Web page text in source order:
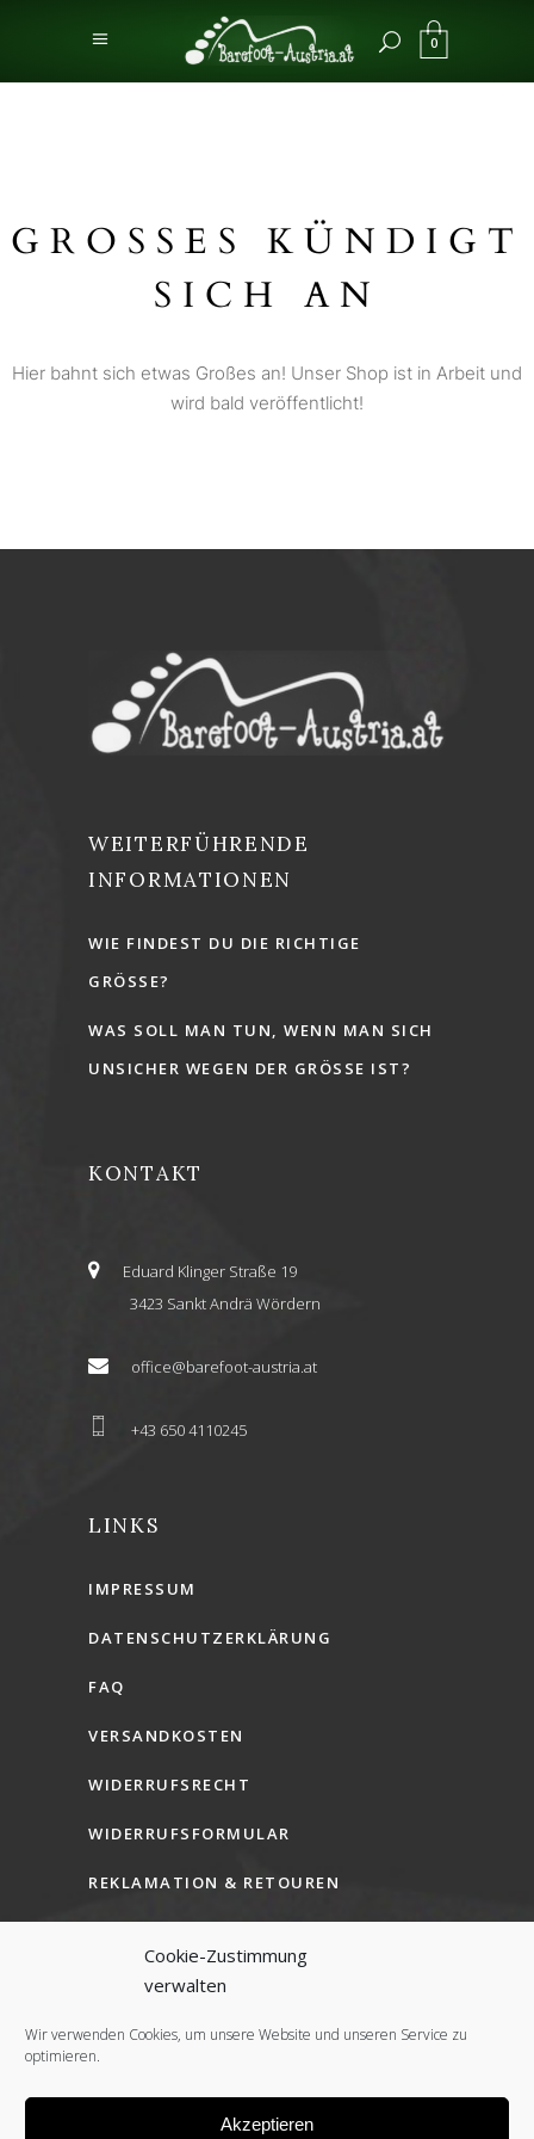
Cookie-Zustimmung
verwalten
Wir verwenden Cookies, um unsere Website und unseren Service zu
optimieren.
Akzeptieren
0
GROSSES KÜNDIGT S
ICH AN
Hier bahnt sich etwas Großes an! Unser Shop ist in Arbeit und
wird bald veröffentlicht!
WEITERFÜHRENDE
INFORMATIONEN
WIE FINDEST DU DIE RICHTIGE
GRÖSSE?
WAS SOLL MAN TUN, WENN MAN SICH
UNSICHER WEGEN DER GRÖSSE IST?
KONTAKT
Eduard Klinger Straße 19
3423 Sankt Andrä Wördern
office@barefoot-austria.at
+43 650 4110245
LINKS
IMPRESSUM
DATENSCHUTZERKLÄRUNG
FAQ
VERSANDKOSTEN
WIDERRUFSRECHT
WIDERRUFSFORMULAR
REKLAMATION & RETOUREN
AGB (B2B)
COOKIE-RICHTLINIE (EU)